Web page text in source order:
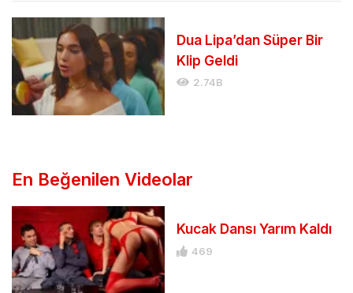
Dua Lipa’dan Süper Bir
Klip Geldi
2.74B
En Beğenilen Videolar
Kucak Dansı Yarım Kaldı
469